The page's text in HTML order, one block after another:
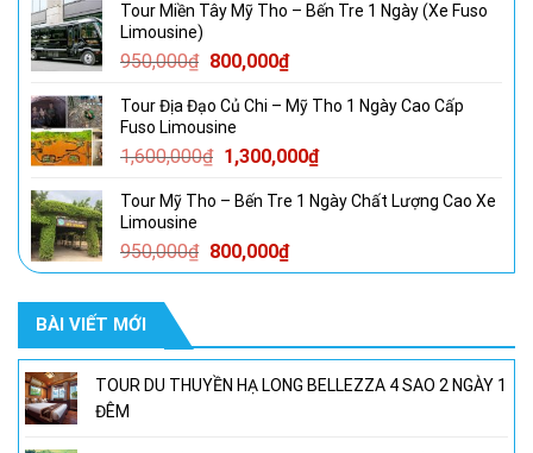
là:
tại
Tour Miền Tây Mỹ Tho – Bến Tre 1 Ngày (Xe Fuso
Limousine)
950,000₫ Giá
là:
950,000₫.
800,000₫Giá
tại
800,000₫.
Tour Địa Đạo Củ Chi – Mỹ Tho 1 Ngày Cao Cấp
Fuso Limousine
1,600,000₫ Giá
là:
1,300,000₫Giá
tại
Tour Mỹ Tho – Bến Tre 1 Ngày Chất Lượng Cao Xe
Limousine
950,000₫ Giá
gốc
800,000₫Giá
hiện
800,000₫.
BÀI VIẾT MỚI
TOUR DU THUYỀN HẠ LONG BELLEZZA 4 SAO 2 NGÀY 1
ĐÊM